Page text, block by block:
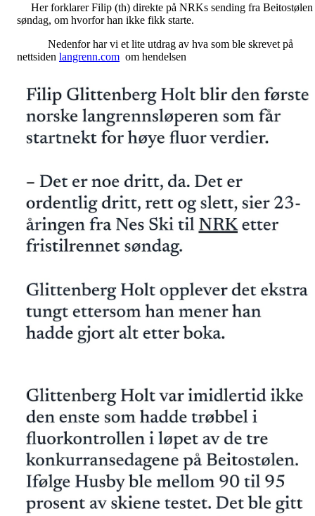
Her forklarer Filip (th) direkte på NRKs sending fra Beitostølen
søndag, om hvorfor han ikke fikk starte.
Nedenfor har vi et lite utdrag av hva som ble skrevet på
nettsiden langrenn.com om hendelsen